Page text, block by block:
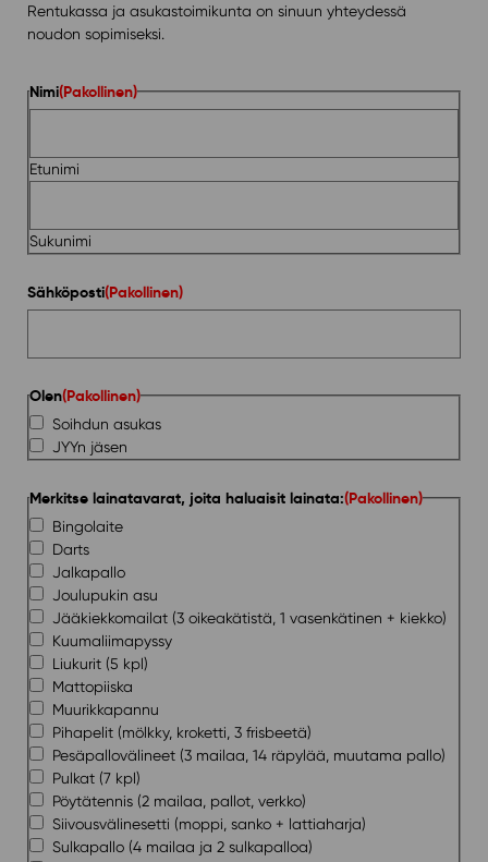
Rentukassa ja asukastoimikunta on sinuun yhteydessä
noudon sopimiseksi.
Nimi(Pakollinen)
Etunimi
Sukunimi
Sähköposti(Pakollinen)
Olen(Pakollinen)
Soihdun asukas
JYYn jäsen
Merkitse lainatavarat, joita haluaisit lainata:(Pakollinen)
Bingolaite
Darts
Jalkapallo
Joulupukin asu
Jääkiekkomailat (3 oikeakätistä, 1 vasenkätinen + kiekko)
Kuumaliimapyssy
Liukurit (5 kpl)
Mattopiiska
Muurikkapannu
Pihapelit (mölkky, kroketti, 3 frisbeetä)
Pesäpallovälineet (3 mailaa, 14 räpylää, muutama pallo)
Pulkat (7 kpl)
Pöytätennis (2 mailaa, pallot, verkko)
Siivousvälinesetti (moppi, sanko + lattiaharja)
Sulkapallo (4 mailaa ja 2 sulkapalloa)